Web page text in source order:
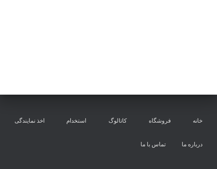
خانه فروشگاه کاتالوگ استخدام اخذ نمایندگی
درباره ما تماس با ما